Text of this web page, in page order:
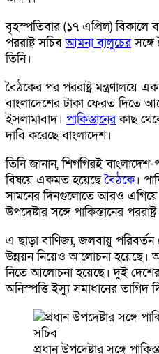
বৃহস্পতিবার (১৭ এপ্রিল) বিকালে
পররাষ্ট্র সচিবআমনা বালুচেরসঙ্গে
তিনি।
বৈঠকের পর পররাষ্ট্র মন্ত্রণালয়ে
বাংলাদেশের টাকা ফেরত দিতে
ইসলামাবাদ। পাকিস্তানেরকাছ
দাবি করেছে বাংলাদেশ।
তিনি জানান, শিগগিরই বাংলাদেশ-
বিষয়ে একমত হয়েছেবৈঠকে।
সামনের দিনগুলোতে আরও এগিয়ে
উপদেষ্টার সঙ্গে পাকিস্তানের
এ ছাড়া বাণিজ্য, জলবায়ু
উন্নয়ন নিয়েও আলোচনা হয়েছে।
নিতে আলোচনা হয়েছে। দুই
অনিস্পত্তি ইস্যু সমাধানের তাগিদ
প্রধান উপদেষ্টার সঙ্গে